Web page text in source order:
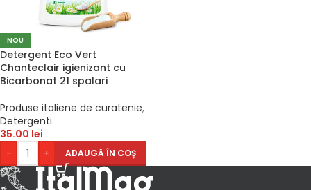
NOU
Detergent Eco Vert
Chanteclair igienizant cu
Bicarbonat 21 spalari
Produse italiene de curatenie,
Detergenti
35.00 lei
-
+ ADAUGĂ ÎN COȘ